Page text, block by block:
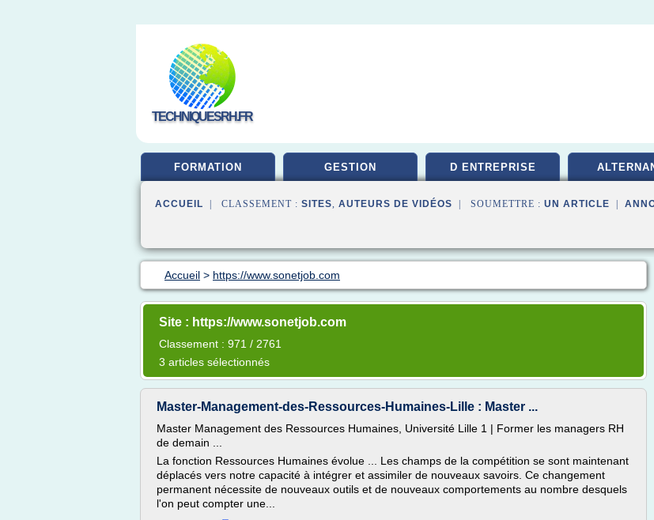
TECHNIQUESRH.FR
FORMATION GESTION D ENTREPRISE
ACCUEIL | CLASSEMENT : SITES, AUTEURS DE VIDÉOS | SOUMETTRE : UN ARTICLE
Accueil > https://www.sonetjob.com
Site : https://www.sonetjob.com
Classement : 971 / 2761
3 articles sélectionnés
Master-Management-des-Ressources-Humaines-Lille : Master ...
Master Management des Ressources Humaines, Université Lille 1 | Former les managers RH
de demain ...
La fonction Ressources Humaines évolue ... Les champs de la compétition se sont maintenant
déplacés vers notre capacité à intégrer et assimiler de nouveaux savoirs. Ce changement
permanent nécessite de nouveaux outils et de nouveaux comportements au nombre desquels
l'on peut compter une...